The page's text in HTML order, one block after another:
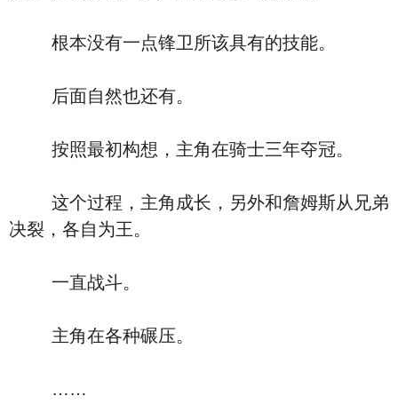
根本没有一点锋卫所该具有的技能。
后面自然也还有。
按照最初构想，主角在骑士三年夺冠。
这个过程，主角成长，另外和詹姆斯从兄弟
决裂，各自为王。
一直战斗。
主角在各种碾压。
……